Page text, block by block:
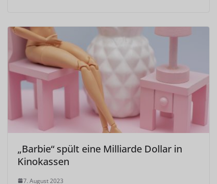
„Barbie“ spült eine Milliarde Dollar in
Kinokassen
7. August 2023